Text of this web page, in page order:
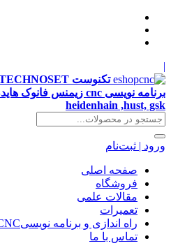
|
heidenhain ,hust, gsk
ورود | ثبت‌نام
صفحه اصلی
فروشگاه
مقالات علمی
تعمیرات
راه اندازی و برنامه نویسیCNC
تماس با ما